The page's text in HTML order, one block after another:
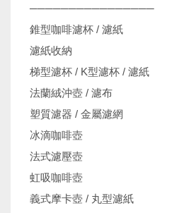
────────────────
錐型咖啡濾杯 / 濾紙
濾紙收納
梯型濾杯 / K型濾杯 / 濾紙
法蘭絨沖壺 / 濾布
塑質濾器 / 金屬濾網
冰滴咖啡壺
法式濾壓壺
虹吸咖啡壺
義式摩卡壺 / 丸型濾紙